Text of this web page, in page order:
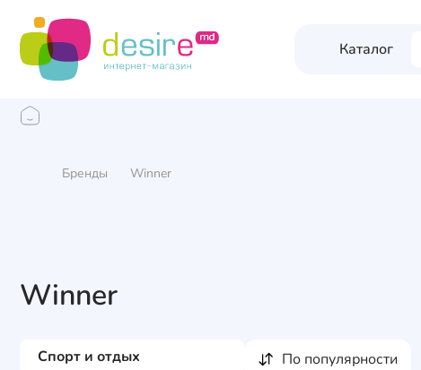
Каталог
Бренды Winner
Winner
Спорт и отдых по популярности